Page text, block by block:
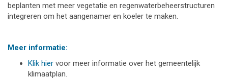
beplanten met meer vegetatie en regenwaterbeheerstructuren
integreren om het aangenamer en koeler te maken.
Meer informatie:
Klik hier voor meer informatie over het gemeentelijk
klimaatplan.